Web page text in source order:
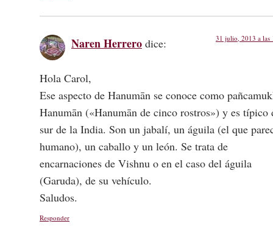
Naren Herrero dice: 31 julio, 2013 a las
Hola Carol,
Ese aspecto de Hanumān se conoce como
Hanumān («Hanumān de cinco rostros») y es típico
sur de la India. Son un jabalí, un águila (el que
humano), un caballo y un león. Se trata de
encarnaciones de Vishnu o en el caso del águila
(Garuda), de su vehículo.
Saludos.
Responder